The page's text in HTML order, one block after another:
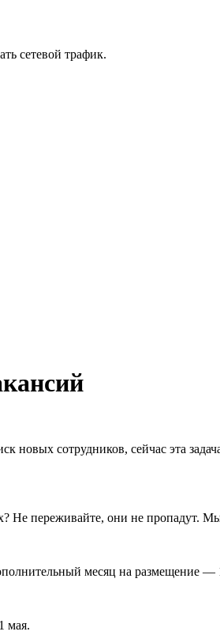
сетевой трафик.
сотрудников, сейчас эта
Не переживайте, они не пропадут.
месяц на размещение —
мая.